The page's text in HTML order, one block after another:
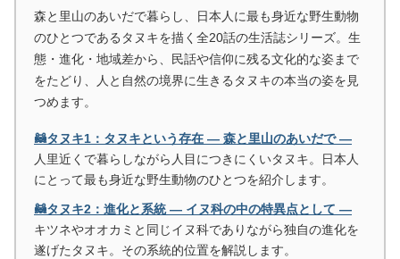
森と里山のあいだで暮らし、日本人に最も身近な野生動物
のひとつであるタヌキを描く全20話の生活誌シリーズ。生
態・進化・地域差から、民話や信仰に残る文化的な姿まで
をたどり、人と自然の境界に生きるタヌキの本当の姿を見
つめます。
🦝タヌキ1：タヌキという存在 ― 森と里山のあいだで ―
人里近くで暮らしながら人目につきにくいタヌキ。日本人
にとって最も身近な野生動物のひとつを紹介します。
🦝タヌキ2：進化と系統 ― イヌ科の中の特異点として ―
キツネやオオカミと同じイヌ科でありながら独自の進化を
遂げたタヌキ。その系統的位置を解説します。